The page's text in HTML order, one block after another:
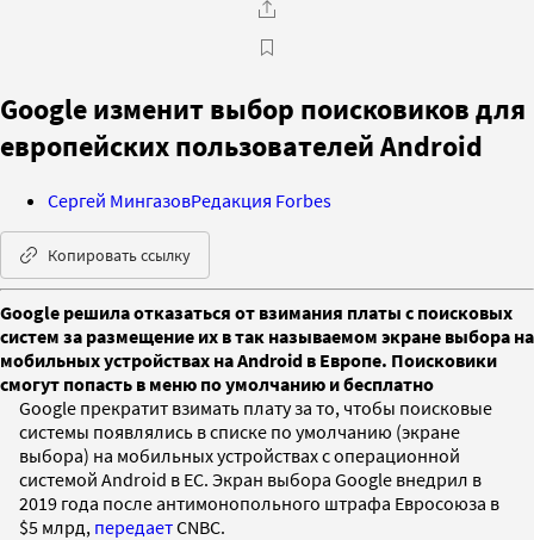
Google изменит выбор поисковиков для
европейских пользователей Android
Сергей МингазовРедакция Forbes
Копировать ссылку
Google решила отказаться от взимания платы с поисковых
систем за размещение их в так называемом экране выбора на
мобильных устройствах на Android в Европе. Поисковики
смогут попасть в меню по умолчанию и бесплатно
Google прекратит взимать плату за то, чтобы поисковые
системы появлялись в списке по умолчанию (экране
выбора) на мобильных устройствах с операционной
системой Android в ЕС. Экран выбора Google внедрил в
2019 года после антимонопольного штрафа Евросоюза в
$5 млрд, передаетCNBC.